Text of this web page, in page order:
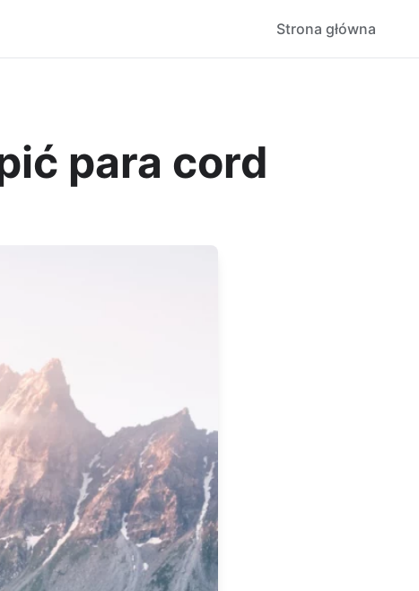
Strona główna
para cord